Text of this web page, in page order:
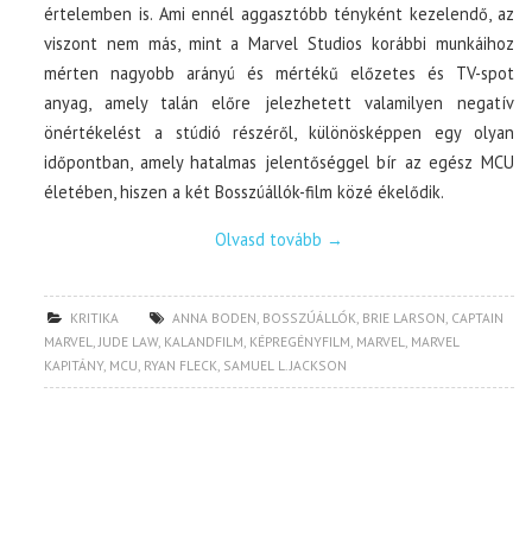
értelemben is. Ami ennél aggasztóbb tényként kezelendő, az
viszont nem más, mint a Marvel Studios korábbi munkáihoz
mérten nagyobb arányú és mértékű előzetes és TV-spot
anyag, amely talán előre jelezhetett valamilyen negatív
önértékelést a stúdió részéről, különösképpen egy olyan
időpontban, amely hatalmas jelentőséggel bír az egész MCU
életében, hiszen a két Bosszúállók-film közé ékelődik.
Olvasd tovább →
KRITIKA ANNA BODEN BOSSZÚÁLLÓK BRIE LARSON CAPTAIN
MARVEL
JUDE LAW, KALANDFILM KÉPREGÉNYFILM MARVEL
MARVEL
KAPITÁNY, MCU RYAN FLECK SAMUEL L. JACKSON